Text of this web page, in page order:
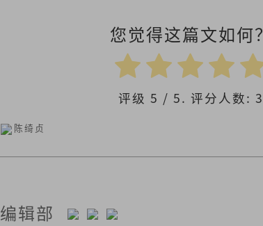
您觉得这篇文如何？
评级 5 / 5. 评分人数: 3
陈绮贞
编辑部